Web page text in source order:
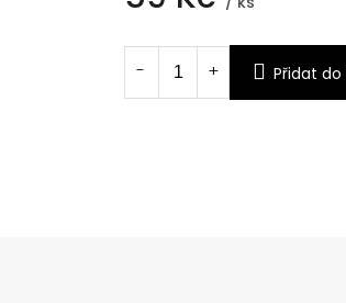
cena:
Přidat do